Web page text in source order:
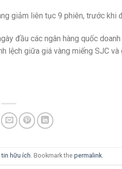
giảm liên tục 9 phiên, trước khi
đầu các ngân hàng quốc
lệch giữa giá vàng miếng SJC
hữu ích. Bookmark the permalink.